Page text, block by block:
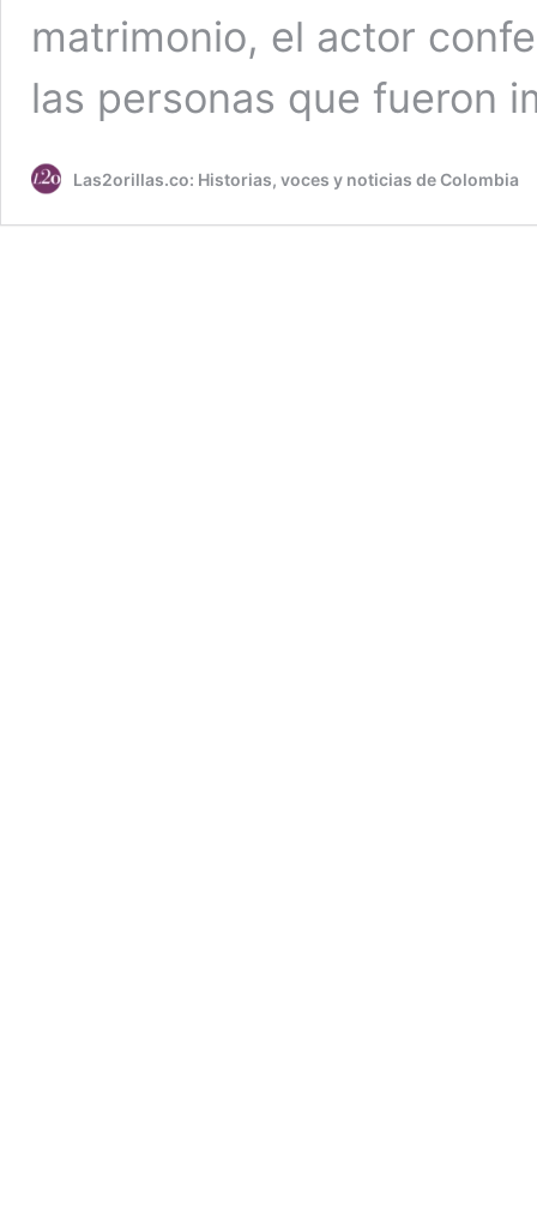
matrimonio, el actor
las personas que fueron
Las2orillas.co: Historias, voces y noticias de Colombia